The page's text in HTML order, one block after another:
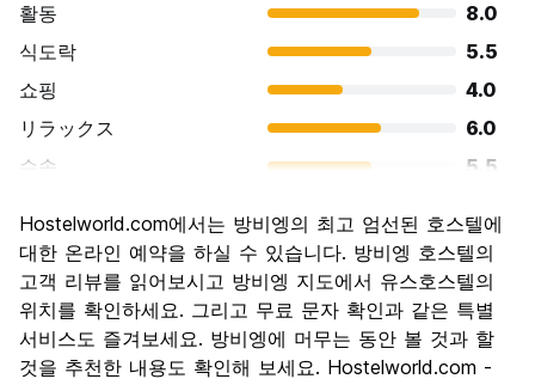
활동
8.0
식도락
5.5
쇼핑
4.0
リラックス
6.0
수송
5.5
문화
4.5
나이트 라이프
9.0
가격 대비 만족도
7.5
Hostelworld.com에서는 방비엥의 최고 엄선된 호스텔에
대한 온라인 예약을 하실 수 있습니다. 방비엥 호스텔의
고객 리뷰를 읽어보시고 방비엥 지도에서 유스호스텔의
위치를 확인하세요. 그리고 무료 문자 확인과 같은 특별
서비스도 즐겨보세요. 방비엥에 머무는 동안 볼 것과 할
것을 추천한 내용도 확인해 보세요. Hostelworld.com -